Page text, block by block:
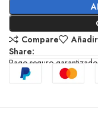
Compare
Share:
Pago seguro garantizado